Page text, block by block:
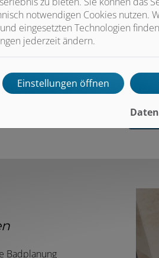
Jetzt ganz einfach
Badplanung
notwendigen Cookies nutzen.
eingesetzten Technologien
jederzeit ändern.
Einstellungen öffnen